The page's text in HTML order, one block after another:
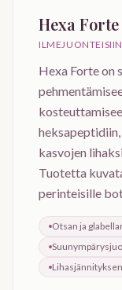
Hexa Forte
Hexa Forte on
kasvojen
Tuotetta
perinteisille
Otsan ja